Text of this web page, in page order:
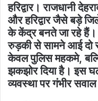
हरिद्वार। राजधानी
और हरिद्वार जैसे बड़े
के केंद्र बनते जा रहे हैं।
रुड़की से सामने आई दो
केवल पुलिस महकमे,
झकझोर दिया है। इस
व्यवस्था पर गंभीर